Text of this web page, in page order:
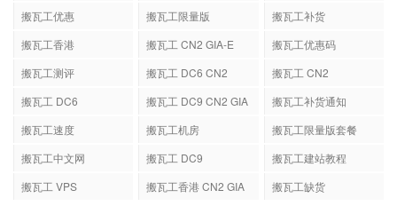
搬瓦工优惠
搬瓦工限量版
搬瓦工补货
搬瓦工香港
搬瓦工 CN2 GIA-E
搬瓦工优惠码
搬瓦工测评
搬瓦工 DC6 CN2
搬瓦工 CN2
搬瓦工 DC6
搬瓦工 DC9 CN2 GIA
搬瓦工补货通知
搬瓦工速度
搬瓦工机房
搬瓦工限量版套餐
搬瓦工中文网
搬瓦工 DC9
搬瓦工建站教程
搬瓦工 VPS
搬瓦工香港 CN2 GIA 搬瓦工缺货